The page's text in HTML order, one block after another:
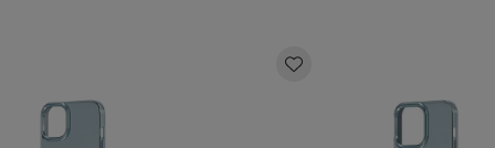
met ecocheques Powerbanks